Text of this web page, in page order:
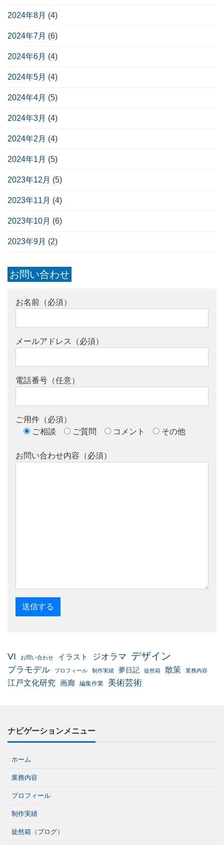
2024年8月 (4)
2024年7月 (6)
2024年6月 (4)
2024年5月 (4)
2024年4月 (5)
2024年3月 (4)
2024年2月 (4)
2024年1月 (5)
2023年12月 (5)
2023年11月 (4)
2023年10月 (6)
2023年9月 (2)
お問い合わせ
お名前（必須）
メールアドレス（必須）
電話番号（任意）
ご用件（必須）
ご相談
ご質問 コメント その他
お問い合わせ内容（必須）
VI お問い合わせ イラスト ジオラマ デザイン
プラモデル プロフィール 制作実績 夢日記 徒然箱 散策 業務内容
江戸文化研究 画廊 編集作業 美術芸術
ナビゲーションメニュー
ホーム
業務内容
プロフィール
制作実績
徒然箱（ブログ）